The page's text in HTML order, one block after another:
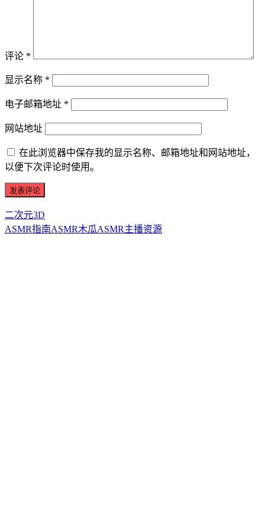
评论 *
显示名称 *
电子邮箱地址 *
网站地址
在此浏览器中保存我的显示名称、邮箱地址和网站地址，
以便下次评论时使用。
二次元3D
ASMR指南ASMR木瓜ASMR主播资源